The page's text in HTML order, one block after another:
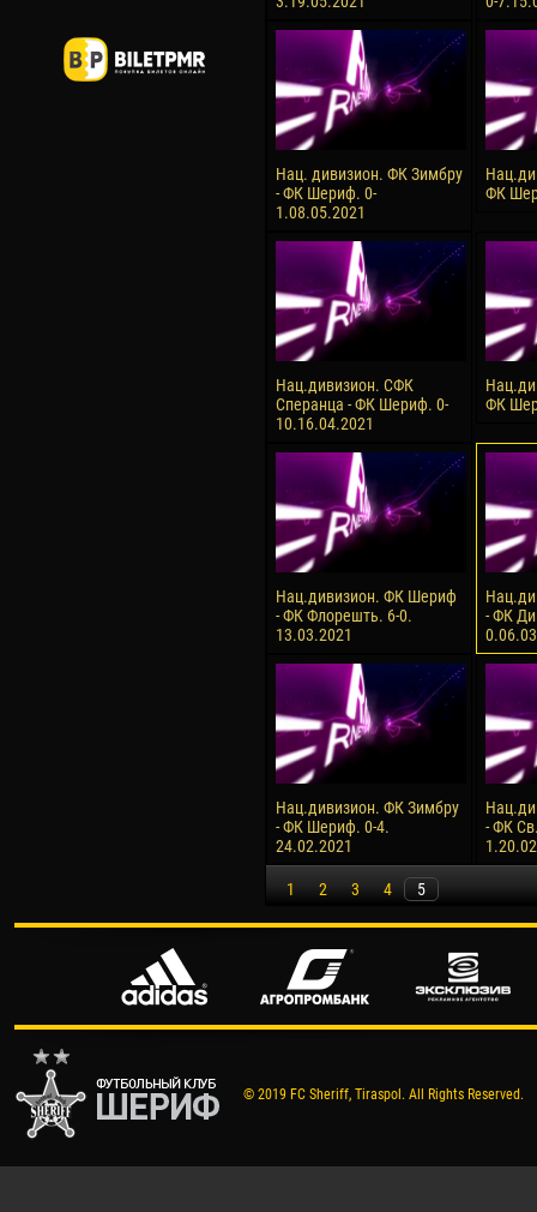
Нац. дивизион. ФК Зимбру
- ФК Шериф. 0-
1.08.05.2021
ФК
Нац.дивизион. СФК
Сперанца - ФК Шериф. 0-
10.16.04.2021
ФК
Нац.дивизион. ФК Шериф
- ФК Флорешть. 6-0.
13.03.2021
- ФК
Нац.дивизион. ФК Зимбру
- ФК Шериф. 0-4.
24.02.2021
- ФК
1 2 3 4 5
© 2019 FC Sheriff, Tiraspol. All Rights Reserved.